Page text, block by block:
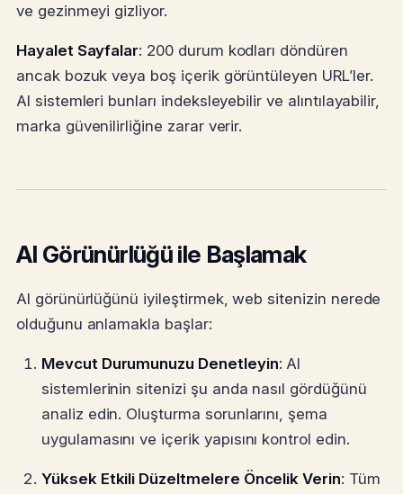
ve gezinmeyi gizliyor.
Hayalet Sayfalar: 200 durum kodları döndüren
ancak bozuk veya boş içerik görüntüleyen URL’ler.
AI sistemleri bunları indeksleyebilir ve alıntılayabilir,
marka güvenilirliğine zarar verir.
AI Görünürlüğü ile Başlamak
AI görünürlüğünü iyileştirmek, web sitenizin nerede
olduğunu anlamakla başlar:
Mevcut Durumunuzu Denetleyin: AI
sistemlerinin sitenizi şu anda nasıl gördüğünü
analiz edin. Oluşturma sorunlarını, şema
uygulamasını ve içerik yapısını kontrol edin.
Yüksek Etkili Düzeltmelere Öncelik Verin: Tüm